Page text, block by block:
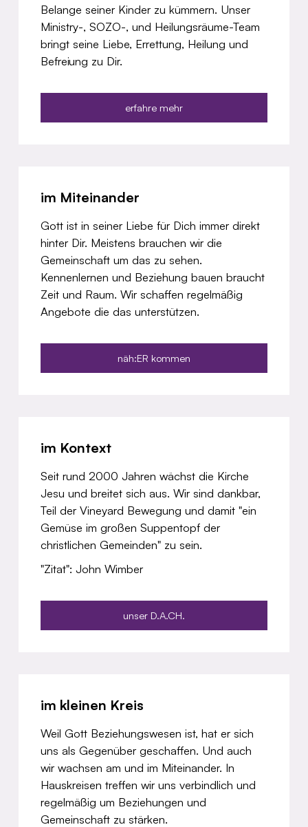
Belange seiner Kinder zu kümmern. Unser
Ministry-, SOZO-, und Heilungsräume-Team
bringt seine Liebe, Errettung, Heilung und
Befreiung zu Dir.
erfahre mehr
im Miteinander
Gott ist in seiner Liebe für Dich immer direkt
hinter Dir. Meistens brauchen wir die
Gemeinschaft um das zu sehen.
Kennenlernen und Beziehung bauen braucht
Zeit und Raum. Wir schaffen regelmäßig
Angebote die das unterstützen.
näh:ER kommen
im Kontext
Seit rund 2000 Jahren wächst die Kirche
Jesu und breitet sich aus. Wir sind dankbar,
Teil der Vineyard Bewegung und damit "ein
Gemüse im großen Suppentopf der
christlichen Gemeinden" zu sein.
"Zitat": John Wimber
unser D.A.CH.
im kleinen Kreis
Weil Gott Beziehungswesen ist, hat er sich
uns als Gegenüber geschaffen. Und auch
wir wachsen am und im Miteinander. In
Hauskreisen treffen wir uns verbindlich und
regelmäßig um Beziehungen und
Gemeinschaft zu stärken.